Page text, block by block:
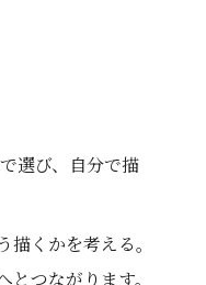
選び、自分で描
くかを考える。
つながります。